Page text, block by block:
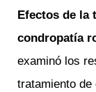
Efectos de la
condropatía
examinó los
tratamiento